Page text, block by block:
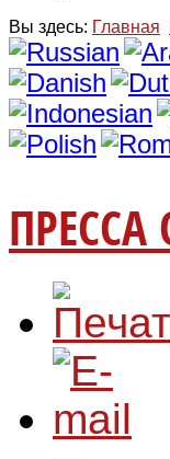
Вы здесь: Главная